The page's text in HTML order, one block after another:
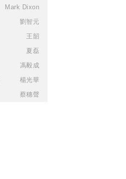
Mark Dixon
劉智元
王韶
夏磊
馮毅成
楊光華
蔡穗聲